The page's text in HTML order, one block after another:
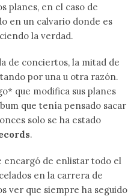
planes, en el caso de
en un calvario donde es
la verdad.
de conciertos, la mitad de
por una u otra razón.
que modifica sus planes
que tenía pensado sacar
solo se ha estado
.
encargó de enlistar todo el
en la carrera de
ver que siempre ha seguido